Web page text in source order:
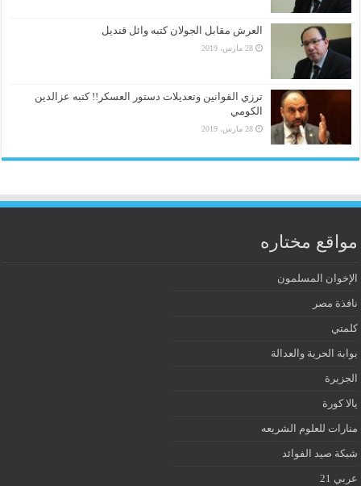
العرش مقابل الجولان كتبه وائل قنديل
28 مارس، 2019
ترزي القوانين وتعديلات دستور العسكر!! كتبه عزالدين
الكومي
28 مارس، 2019
مواقع مختاره
الإخوان المسلمون
نافذة مصر
كلمتي
بوابة الحرية والعدالة
الجزيرة
يالا كورة
منارات للعلوم الشريعه
شبكة صيد الفوائد
عربي 21